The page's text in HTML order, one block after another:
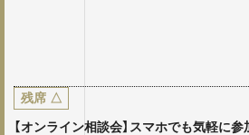
残席 △
【オンライン相談会】スマホでも気軽に